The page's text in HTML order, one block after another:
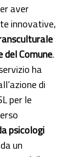
aver
innovative,
Comune.
ha
di
per le
psicologi
un